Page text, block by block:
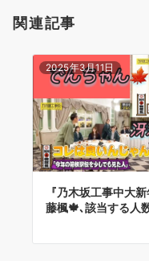
関連記事
2025年3月11日
『乃木坂工事中大
藤楓🍁､該当する人